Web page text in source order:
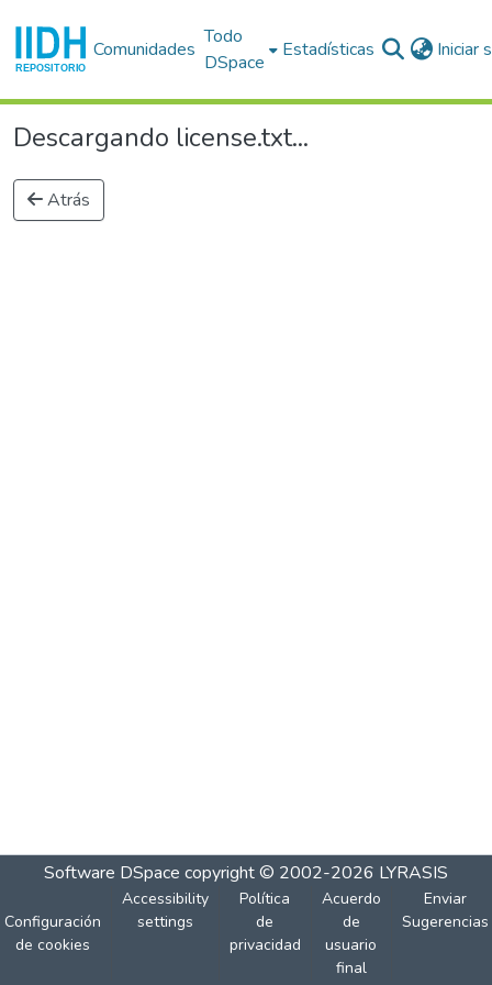
Comunidades
Todo
DSpace
Estadísticas Iniciar
Descargando license.txt...
Atrás
Software DSpace copyright © 2002-2026 LYRASIS
Configuración
de cookies
Accessibility
settings
Política
de
privacidad
Acuerdo
de
usuario
final
Enviar
Sugerencias